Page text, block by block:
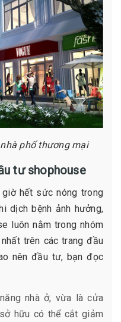
phố thương mại
tư shophouse
giờ hết sức nóng trong
dịch bệnh ảnh hưởng,
luôn nằm trong nhóm
trên các trang đầu
nên đầu tư, bạn đọc
nhà ở, vừa là cửa
hữu có thể cắt giảm